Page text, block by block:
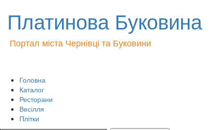
Платинова Буковина
Портал міста Чернівці та Буковини
Головна
Каталог
Ресторани
Весілля
Плітки